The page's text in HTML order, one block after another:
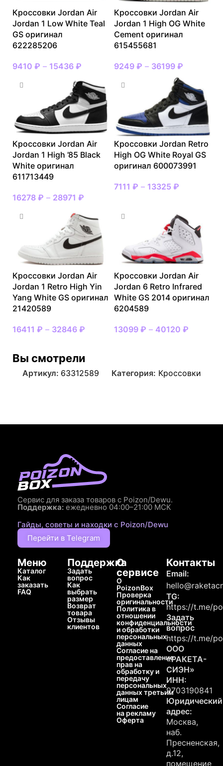
Кроссовки Jordan Air
Jordan 1 Low White Teal
GS оригинал
622285206
9410 ₽ – 15436 ₽
Кроссовки Jordan Air
Jordan 1 High OG White
Cement оригинал
615455681
9249 ₽ – 36199 ₽
Кроссовки Jordan Air
Jordan 1 High ’85 Black
White оригинал
611713449
16278 ₽ – 28971 ₽
Кроссовки Jordan Retro
High OG White Royal GS
оригинал 600073991
7111 ₽ – 13325 ₽
Кроссовки Jordan Air
Jordan 1 Retro High Yin
Yang White GS оригинал
21420589
16411 ₽ – 32846 ₽
Кроссовки Jordan Air
Jordan 6 Retro Infrared
White GS 2014 оригинал
6204589
13099 ₽ – 40120 ₽
Вы смотрели
Артикул: 63312589 Категория: Кроссовки
Сервис для заказа товаров с Poizon/Dewu.
Поддержка: ежедневно 04:00–21:00 МСК
Гайды, советы и находки с Poizon/Dewu
Перейти в Telegram
Меню
Каталог
Как
заказать
FAQ
Поддержка
Задать
вопрос
Как
выбрать
размер
Возврат
товара
Отзывы
клиентов
О
сервисе
О
PoizonBox
Проверка
оригинальности
Политика в
отношении
конфиденциальности
и обработки
персональных
данных
Согласие на
предоставление
прав на
обработку и
передачу
персональных
данных третьим
лицам
Согласие
на рекламу
Оферта
Контакты
Email:
TG:
https://t.me/
Задать
вопрос
https://t.me/
ООО
«РАКЕТА-
СИЭН»
ИНН:
9703190841
Юридический
адрес:
Москва,
наб.
Пресненская,
д.12,
помещение